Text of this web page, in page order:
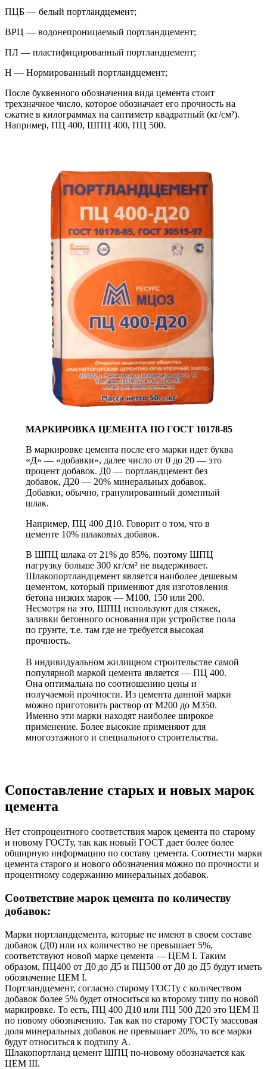
ПЦБ — белый портландцемент;
ВРЦ — водонепроницаемый портландцемент;
ПЛ — пластифицированный портландцемент;
Н — Нормированный портландцемент;
После буквенного обозначения вида цемента стоит
трехзначное число, которое обозначает его прочность на
сжатие в килограммах на сантиметр квадратный (кг/см²).
Например, ПЦ 400, ШПЦ 400, ПЦ 500.
МАРКИРОВКА ЦЕМЕНТА ПО ГОСТ 10178-85
В маркировке цемента после его марки идет буква
«Д» — «добавки», далее число от 0 до 20 — это
процент добавок. Д0 — портландцемент без
добавок, Д20 — 20% минеральных добавок.
Добавки, обычно, гранулированный доменный
шлак.
Например, ПЦ 400 Д10. Говорит о том, что в
цементе 10% шлаковых добавок.
В ШПЦ шлака от 21% до 85%, поэтому ШПЦ
нагрузку больше 300 кг/см² не выдерживает.
Шлакопортландцемент является наиболее дешевым
цементом, который применяют для изготовления
бетона низких марок — М100, 150 или 200.
Несмотря на это, ШПЦ используют для стяжек,
заливки бетонного основания при устройстве пола
по грунте, т.е. там где не требуется высокая
прочность.
В индивидуальном жилищном строительстве самой
популярной маркой цемента является — ПЦ 400.
Она оптимальна по соотношению цены и
получаемой прочности. Из цемента данной марки
можно приготовить раствор от М200 до М350.
Именно эти марки находят наиболее широкое
применение. Более высокие применяют для
многоэтажного и специального строительства.
Сопоставление старых и новых марок
цемента
Нет стопроцентного соответствия марок цемента по старому
и новому ГОСТу, так как новый ГОСТ дает более более
обширную информацию по составу цемента. Соотнести марки
цемента старого и нового обозначения можно по прочности и
процентному содержанию минеральных добавок.
Соответствие марок цемента по количеству
добавок:
Марки портландцемента, которые не имеют в своем составе
добавок (Д0) или их количество не превышает 5%,
соответствуют новой марке цемента — ЦЕМ I. Таким
образом, ПЦ400 от Д0 до Д5 и ПЦ500 от Д0 до Д5 будут иметь
обозначение ЦЕМ I.
Портландцемент, согласно старому ГОСТу с количеством
добавок более 5% будет относиться ко второму типу по новой
маркировке. То есть, ПЦ 400 Д10 или ПЦ 500 Д20 это ЦЕМ II
по новому обозначению. Так как по старому ГОСТу массовая
доля минеральных добавок не превышает 20%, то все марки
будут относиться к подтипу А.
Шлакопортланд цемент ШПЦ по-новому обозначается как
ЦЕМ III.